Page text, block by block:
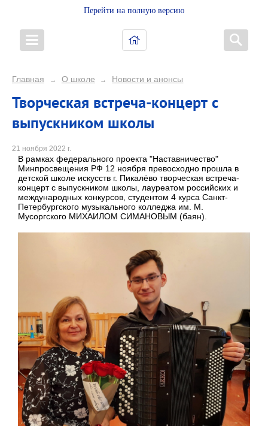
Перейти на полную версию
Главная → О школе → Новости и анонсы
Творческая встреча-концерт с
выпускником школы
21 ноября 2022 г.
В рамках федерального проекта "Наставничество"
Минпросвещения РФ 12 ноября превосходно прошла в
детской школе искусств г. Пикалёво творческая встреча-
концерт с выпускником школы, лауреатом российских и
международных конкурсов, студентом 4 курса Санкт-
Петербургского музыкального колледжа им. М.
Мусоргского МИХАИЛОМ СИМАНОВЫМ (баян).